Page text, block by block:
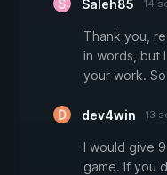
Saleh85 14
Thank you,
in words, but
your work.
dev4win 13
I would give
game. If you